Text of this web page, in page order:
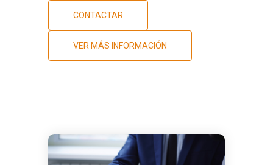
CONTACTAR
VER MÁS INFORMACIÓN